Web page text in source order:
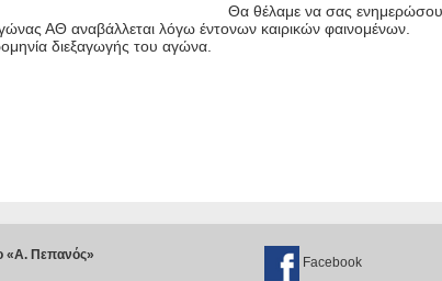
Θα θέλαμε να σας
ΑΘ αναβάλλεται λόγω έντονων καιρικών φαινομένων.
διεξαγωγής του αγώνα.
«Α. Πεπανός»
Facebook